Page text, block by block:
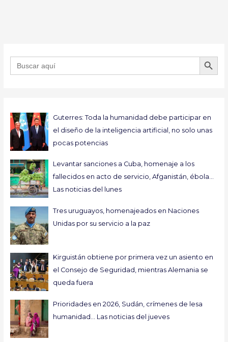
Buscar: BOTÓN DE
Guterres: Toda la humanidad debe participar en
el diseño de la inteligencia artificial, no solo unas
pocas potencias
Levantar sanciones a Cuba, homenaje a los
fallecidos en acto de servicio, Afganistán, ébola…
Las noticias del lunes
Tres uruguayos, homenajeados en Naciones
Unidas por su servicio a la paz
Kirguistán obtiene por primera vez un asiento en
el Consejo de Seguridad, mientras Alemania se
queda fuera
Prioridades en 2026, Sudán, crímenes de lesa
humanidad… Las noticias del jueves